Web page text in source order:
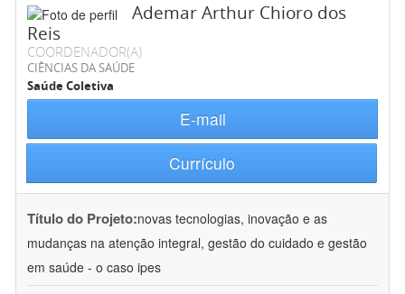
Ademar Arthur Chioro dos
Reis
COORDENADOR(A)
CIÊNCIAS DA SAÚDE
Saúde Coletiva
E-mail
Currículo
Título do Projeto:novas tecnologias, inovação e as
mudanças na atenção integral, gestão do cuidado e gestão
em saúde - o caso ipes